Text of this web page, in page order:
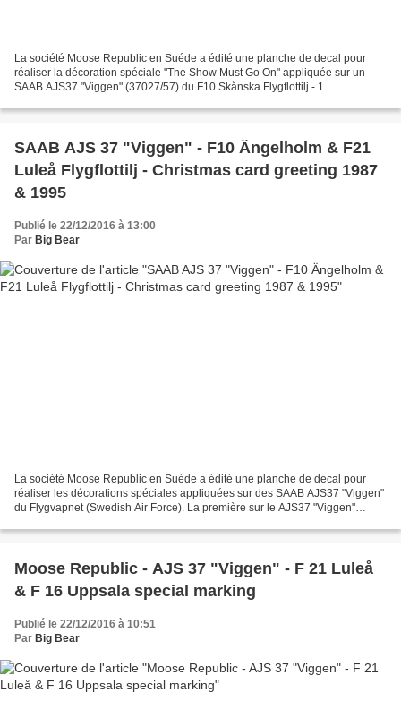
La société Moose Republic en Suéde a édité une planche de decal pour
réaliser la décoration spéciale "The Show Must Go On" appliquée sur un
SAAB AJS37 "Viggen" (37027/57) du F10 Skånska Flygflottilj - 1
SAAB AJS 37 "Viggen" - F10 Ängelholm & F21
Luleå Flygflottilj - Christmas card greeting 1987
& 1995
Publié le 22/12/2016 à 13:00
Par Big Bear
La société Moose Republic en Suéde a édité une planche de decal pour
réaliser les décorations spéciales appliquées sur des SAAB AJS37 "Viggen"
du Flygvapnet (Swedish Air Force). La première sur le AJS37 "Viggen"
Moose Republic - AJS 37 "Viggen" - F 21 Luleå
& F 16 Uppsala special marking
Publié le 22/12/2016 à 10:51
Par Big Bear